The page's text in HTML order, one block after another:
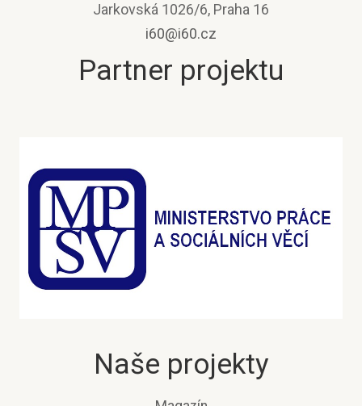
Jarkovská 1026/6, Praha 16
i60@i60.cz
Partner projektu
Naše projekty